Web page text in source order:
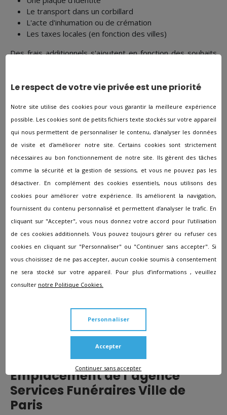
Le transport dans un corbillard
L'acte d'inhumation ou de crémation
Les taxes locales (en fonction des villes)
Des frais additionnels s'ajoutent en fonction des souhaits
Le monument funéraire sur mesure
Le maitre de cérémonie
La location d'une chambre dans un funérarium
Les porteurs de cercueil
Les cartes de remerciement
De quelle façon financer ses
obsèques ?
Prendre une assurance obsèques permet d'anticiper les
coûts en payant tous les mois une cotisation et décharge
financièrement votre famille au moment de la préparation
des funérailles. De plus, une partie des complémentaires
santé disposent d'un forfait pour les obsèques. Des aides
de la caisse des retraites ou de la sécurité sociale existent
aussi, sous conditions.
Nous vous conseillons de réaliser plusieurs devis afin de
Services Funéraires Ville de Parisà Paris 17 vous fournit
gratuitement des devis en lien avec vos désirs.
Emplacement de l’agence
Services Funéraires Ville de
Paris
Le respect de votre vie privée est une priorité
Notre site utilise des cookies pour vous garantir la meilleure expérience
possible. Les cookies sont de petits fichiers texte stockés sur votre appareil
qui nous permettent de personnaliser le contenu, d'analyser les données
de visite et d'améliorer notre site. Certains cookies sont strictement
nécessaires au bon fonctionnement de notre site. Ils gèrent des tâches
comme la sécurité et la gestion de sessions, et vous ne pouvez pas les
désactiver. En complément des cookies essentiels, nous utilisons des
cookies pour améliorer votre expérience. Ils améliorent la navigation,
fournissent du contenu personnalisé et permettent d’analyser le trafic. En
cliquant sur "Accepter", vous nous donnez votre accord pour l'utilisation
de ces cookies additionnels. Vous pouvez toujours gérer ou refuser ces
cookies en cliquant sur "Personnaliser" ou "Continuer sans accepter". Si
vous choisissez de ne pas accepter, aucun cookie soumis à consentement
ne sera stocké sur votre appareil. Pour plus d’informations , veuillez
consulter notre Politique Cookies.
Continuer sans accepter
Personnaliser
Accepter